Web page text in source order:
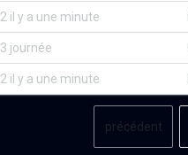
précédent
2 il y a une minute
3 journée
2 il y a une minute